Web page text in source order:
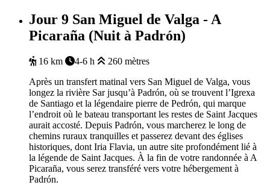
Jour 9 San Miguel de Valga - A
Picaraña (Nuit à Padrón)
16 km 4-6 h
260 mètres
Après un transfert matinal vers San Miguel de Valga, vous
longez la rivière Sarjusqu’à Padrón, où se trouvent l’Igrexa
de Santiago et la légendaire pierre de Pedrón, qui marque
l’endroit où le bateau transportant les restes de Saint Jacques
aurait accosté. Depuis Padrón, vous marcherez le long de
chemins ruraux tranquilles et passerez devant des églises
historiques, dont Iria Flavia, un autre site profondément lié à
la légende de Saint Jacques. À la fin de votre randonnée à A
Picaraña, vous serez transféré vers votre hébergement à
Padrón.